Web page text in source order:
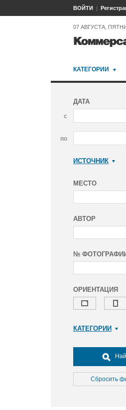
ВОЙТИ
07 АВГУСТА,
КАТЕГОРИИ
ДАТА
с
по
ИСТОЧНИК
МЕСТО
АВТОР
№
ОРИЕНТАЦИЯ
КАТЕГОРИИ
Досуг, туризм
Культура
Медицина
Сбросить